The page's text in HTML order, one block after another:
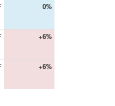
0%
+6%
+6%